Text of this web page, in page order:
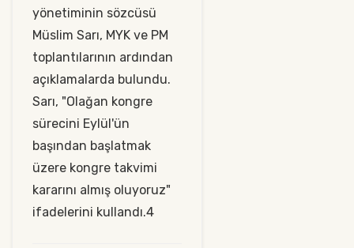
yönetiminin sözcüsü
Müslim Sarı, MYK ve PM
toplantılarının ardından
açıklamalarda bulundu.
Sarı, "Olağan kongre
sürecini Eylül'ün
başından başlatmak
üzere kongre takvimi
kararını almış oluyoruz"
ifadelerini kullandı.4